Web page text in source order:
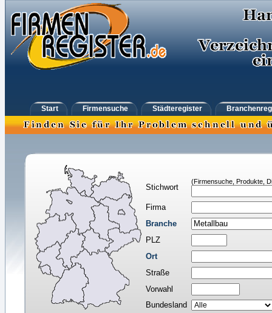
Start Firmensuche Städteregister
Stichwort
(Firmensuche, Produkte,
Firma
Branche
PLZ
Ort
Straße
Vorwahl
Bundesland